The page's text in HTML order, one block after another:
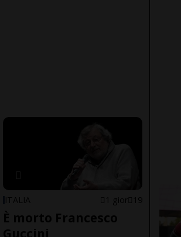
ITALIA 1 gior 19
È morto Francesco
Guccini